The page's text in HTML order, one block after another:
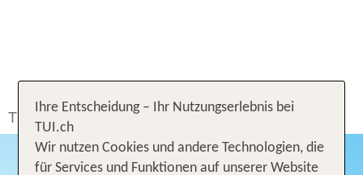
TUI.ch Ferien buchen SWISS
Ihre Entscheidung – Ihr Nutzungserlebnis bei
TUI.ch
Wir nutzen Cookies und andere Technologien, die
für Services und Funktionen auf unserer Website